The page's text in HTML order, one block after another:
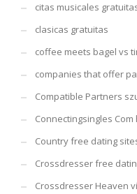
citas musicales
clasicas gratuitas
coffee meets bagel vs
companies that offer
Compatible Partners
Connectingsingles
Country free dating
Crossdresser free
Crossdresser Heaven